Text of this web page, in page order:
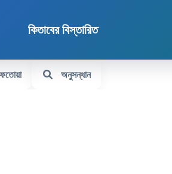
কিতাবের বিস্তারিত
ফতোয়া অনুসন্ধান